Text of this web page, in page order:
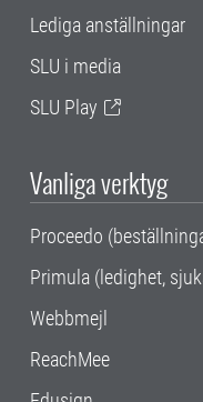
Lediga anställningar
SLU i media
SLU Play
Vanliga verktyg
Proceedo
Primula (ledighet,
Webbmejl
ReachMee